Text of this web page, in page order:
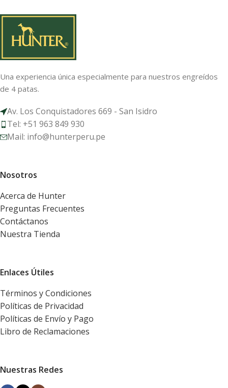
Una experiencia única especialmente para nuestros engreídos
de 4 patas.
Av. Los Conquistadores 669 - San Isidro
Tel: +51 963 849 930
Mail: info@hunterperu.pe
Nosotros
Acerca de Hunter
Preguntas Frecuentes
Contáctanos
Nuestra Tienda
Enlaces Útiles
Términos y Condiciones
Políticas de Privacidad
Políticas de Envío y Pago
Libro de Reclamaciones
Nuestras Redes